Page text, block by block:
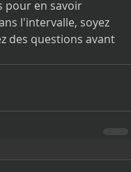
pour en savoir
l'intervalle, soyez
des questions avant